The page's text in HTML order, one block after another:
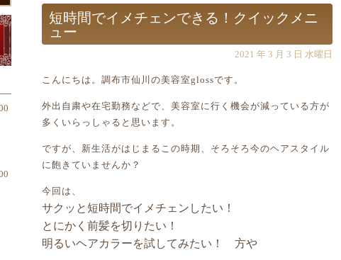
短時間でイメチェンできる！クイックメニ
ュー
2021 年 3 月 3 日 水曜日
こんにちは。調布市仙川の美容室glossです。
外出自粛や在宅勤務などで、美容室に行く機会が減っている方が
多くいらっしゃると思います。
ですが、新生活がはじまるこの時期、そろそろ今のヘアスタイル
に飽きていませんか？
今回は、
サクッと短時間でイメチェンしたい！
とにかく前髪を切りたい！
明るいヘアカラーを試してみたい！ 方や
初めての方へのおすすめメニュー